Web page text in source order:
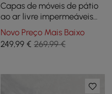
Capas de móveis de pátio
ao ar livre impermeáveis
de lona resistente 600D
Novo Preço Mais Baixo
249,99€ 269,99 €